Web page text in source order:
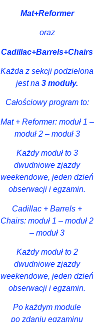
Mat+Reformer
oraz
Cadillac+Barrels+Chairs
Każda z sekcji podzielona
jest na3 moduły.
Całościowy program to:
Mat + Reformer: moduł 1 –
moduł 2 – moduł 3
Każdy moduł to 3
dwudniowe zjazdy
weekendowe, jeden dzień
obserwacji i egzamin.
Cadillac + Barrels +
Chairs: moduł 1 – moduł 2
– moduł 3
Każdy moduł to 2
dwudniowe zjazdy
weekendowe, jeden dzień
obserwacji i egzamin.
Po każdym module
po zdaniu egzaminu